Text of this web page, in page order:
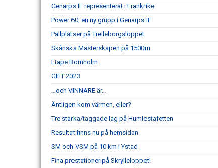
Genarps IF representerat i Frankrike
Power 60, en ny grupp i Genarps IF
Pallplatser på Trelleborgsloppet
Skånska Mästerskapen på 1500m
Etape Bornholm
GIFT 2023
…och VINNARE är…
Äntligen kom värmen, eller?
Tre starka/taggade lag på Humlestafetten
Resultat finns nu på hemsidan
SM och VSM på 10 km i Ystad
Fina prestationer på Skrylleloppet!